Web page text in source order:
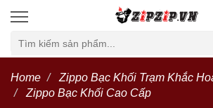
Home
Zippo Bạc Khối Trạm Khắc
Zippo Bạc Khối Cao Cấp